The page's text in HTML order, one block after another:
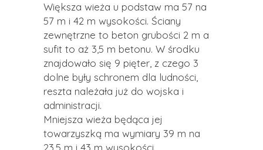
Większa wieża u podstaw ma 57 na
57 m i 42 m wysokości. Ściany
zewnętrzne to beton grubości 2 m a
sufit to aż 3,5 m betonu. W środku
znajdowało się 9 pięter, z czego 3
dolne były schronem dla ludności,
reszta należała już do wojska i
administracji.
Mniejsza wieża będąca jej
towarzyszką ma wymiary 39 m na